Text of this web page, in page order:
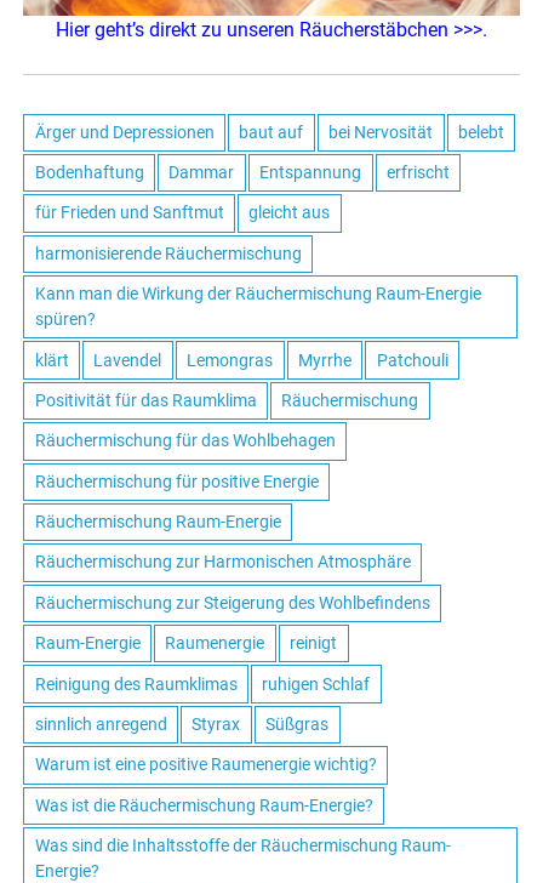
Hier geht’s direkt zu unseren Räucherstäbchen >>>.
Ärger und Depressionen baut auf bei Nervosität belebt
Bodenhaftung Dammar Entspannung erfrischt
für Frieden und Sanftmut gleicht aus
harmonisierende Räuchermischung
Kann man die Wirkung der Räuchermischung Raum-Energie
spüren?
klärt Lavendel Lemongras Myrrhe Patchouli
Positivität für das Raumklima Räuchermischung
Räuchermischung für das Wohlbehagen
Räuchermischung für positive Energie
Räuchermischung Raum-Energie
Räuchermischung zur Harmonischen Atmosphäre
Räuchermischung zur Steigerung des Wohlbefindens
Raum-Energie Raumenergie reinigt
Reinigung des Raumklimas ruhigen Schlaf
sinnlich anregend Styrax Süßgras
Warum ist eine positive Raumenergie wichtig?
Was ist die Räuchermischung Raum-Energie?
Was sind die Inhaltsstoffe der Räuchermischung Raum-
Energie?